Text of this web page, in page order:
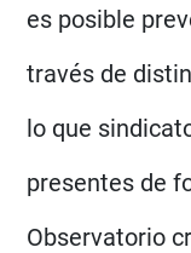
es posible
través de
lo que
presentes de
Observatorio